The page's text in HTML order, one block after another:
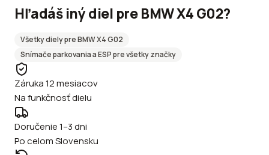
Hľadáš iný diel pre BMWX4 G02?
Všetky diely preBMWX4 G02
Snímače parkovania a ESPpre všetky značky
Záruka 12 mesiacov
Na funkčnosť dielu
Doručenie 1–3 dni
Po celom Slovensku